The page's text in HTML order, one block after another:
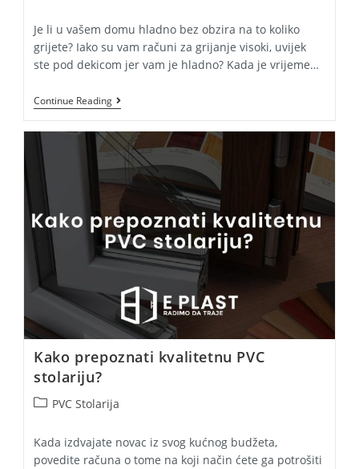
Je li u vašem domu hladno bez obzira na to koliko
grijete? Iako su vam računi za grijanje visoki, uvijek
ste pod dekicom jer vam je hladno? Kada je vrijeme…
Continue ReadingKada
Je
Mijenjati
Stolariju?
5
Znakova
Koje
Ne
Smijete
Zanemariti!
Kako prepoznati kvalitetnu PVC
stolariju?
PostPVC Stolarija
Kada izdvajate novac iz svog kućnog budžeta,
povedite računa o tome na koji način ćete ga potrošiti